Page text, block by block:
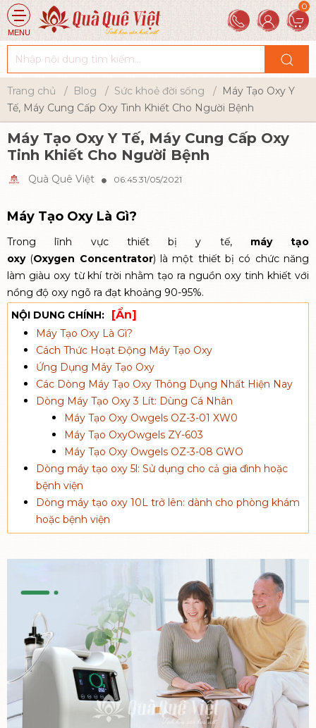
MENU
Trang chủ Blog Sức khoẻ đời sống
Máy Tạo Oxy Y
Tế, Máy Cung Cấp Oxy Tinh Khiết Cho Người Bệnh
Máy Tạo Oxy Y Tế, Máy Cung Cấp Oxy
Tinh Khiết Cho Người Bệnh
Quà Quê Việt 06:45 31/05/2021
Máy Tạo Oxy Là Gì?
Trong lĩnh vực thiết bị y tế, máy tạo
oxy(Oxygen Concentrator) là một thiết bị có chức năng
làm giàu oxy từ khí trời nhằm tạo ra nguồn oxy tinh khiết với
nồng độ oxy ngõ ra đạt khoảng 90-95%.
NỘI DUNG CHÍNH:
[Ẩn]
Máy Tạo Oxy Là Gì?
Cách Thức Hoạt Động Máy Tạo Oxy
Ứng Dụng Máy Tạo Oxy
Các Dòng Máy Tạo Oxy Thông Dụng Nhất Hiện Nay
Dòng Máy Tạo Oxy 3 Lít: Dùng Cá Nhân
Máy Tạo Oxy Owgels OZ-3-01 XW0
Máy Tạo OxyOwgels ZY-603
Máy Tạo Oxy Owgels OZ-3-08 GWO
Dòng máy tạo oxy 5l: Sử dụng cho cả gia đình hoặc
bệnh viện
Dòng máy tạo oxy 10L trở lên: dành cho phòng khám
hoặc bệnh viện